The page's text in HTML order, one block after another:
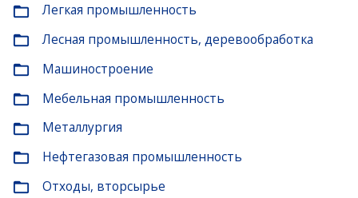
folder_open Легкая промышленность
folder_open Лесная промышленность, деревообработка
folder_open Машиностроение
folder_open Мебельная промышленность
folder_open Металлургия
folder_open Нефтегазовая промышленность
folder_open Отходы, вторсырье